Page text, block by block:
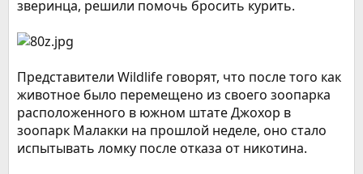
зверинца, решили помочь бросить курить.
Представители Wildlife говорят, что после того как
животное было перемещено из своего зоопарка
расположенного в южном штате Джохор в
зоопарк Малакки на прошлой неделе, оно стало
испытывать ломку после отказа от никотина.